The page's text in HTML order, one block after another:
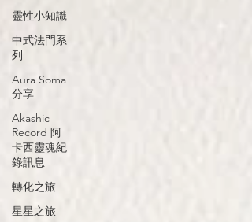
靈性小知識
中式法門系
列
Aura Soma
分享
Akashic
Record 阿
卡西靈魂紀
錄訊息
轉化之旅
星星之旅